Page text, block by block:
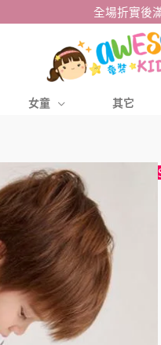
全場折實後
女童 其它